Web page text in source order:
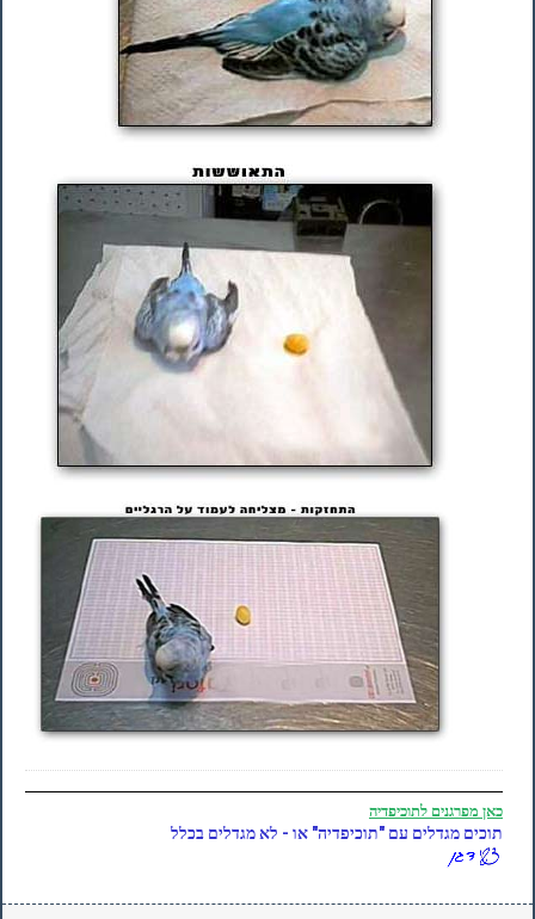
כאן מפרגנים לתוכיפדיה
תוכים מגדלים עם "תוכיפדיה" או - לא מגדלים בכלל